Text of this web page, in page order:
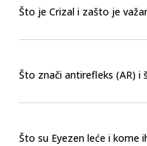
Što je Crizal i zašto je
Što znači antirefleks (AR) i
Što su Eyezen leće i kome